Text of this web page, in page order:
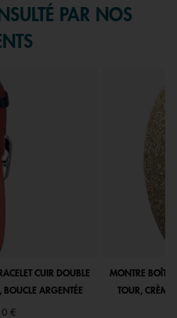
PAR NOS
CUIR DOUBLE
ARGENTÉE
€
MONTRE
TOUR, CRÈME